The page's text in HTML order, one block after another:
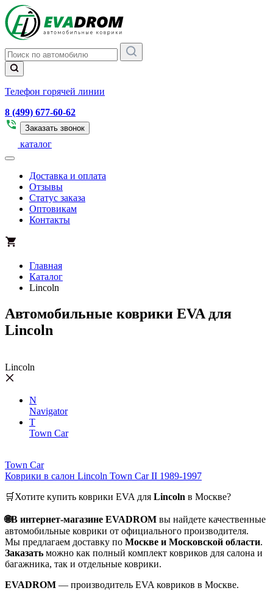
Телефон горячей линии
8 (499) 677-60-62
Заказать звонок
каталог
Доставка и оплата
Отзывы
Статус заказа
Оптовикам
Контакты
Главная
Каталог
Lincoln
Автомобильные коврики EVA для
Lincoln
Lincoln
N
Navigator
T
Town Car
Town Car
Коврики в салон Lincoln Town Car II 1989-1997
🛒Хотите купить коврики EVA для Lincoln в Москве?
🌐В интернет-магазине EVADROM вы найдете качественные
автомобильные коврики от официального производителя.
Мы предлагаем доставку по Москве и Московской области.
Заказать можно как полный комплект ковриков для салона и
багажника, так и отдельные коврики.
EVADROM — производитель EVA ковриков в Москве.